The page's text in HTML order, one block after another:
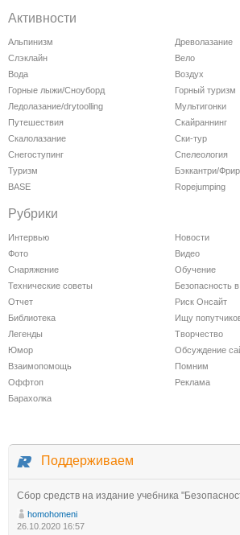
Активности
Альпинизм
Древолазание
Слэклайн
Вело
Вода
Воздух
Горные лыжи/Сноуборд
Горный туризм
Ледолазание/drytoolling
Мультигонки
Путешествия
Скайраннинг
Скалолазание
Ски-тур
Снегоступинг
Спелеология
Туризм
Бэккантри/
BASE
Ropejumping
Рубрики
Интервью
Новости
Фото
Видео
Снаряжение
Обучение
Технические советы
Безопасность в
Отчет
Риск Онсайт
Библиотека
Ищу
Легенды
Творчество
Юмор
Обсуждение
Взаимопомощь
Помним
Оффтоп
Реклама
Барахолка
Поддерживаем
Сбор средств на издание учебника
homohomeni
26.10.2020 16:57